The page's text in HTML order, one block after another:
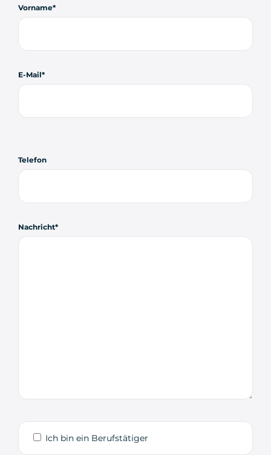
Vorname
E-Mail
Telefon
Nachricht
Ich bin ein Berufstätiger